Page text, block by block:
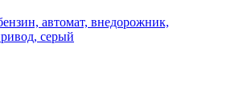
автомат, внедорожник,
серый